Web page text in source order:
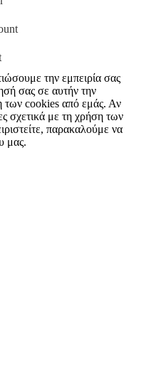
την εμπειρία σας
σας σε αυτήν την
των cookies από εμάς. Αν
σχετικά με τη χρήση των
παρακαλούμε να
μας.